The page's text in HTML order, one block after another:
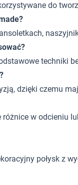
do
techniki
dzięki czemu
w odcieniu
połysk z